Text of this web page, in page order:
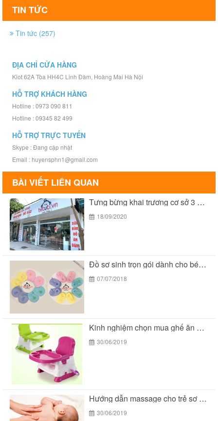
TIN TỨC
Tin tức (257)
ĐỊA CHỈ CỬA HÀNG
Kiot 62A Tòa HH4C Linh Đàm, Hoàng Mai Hà Nội
HỖ TRỢ KHÁCH HÀNG
Hotline : 0973 090 811
Hotline : 09345 82 499
HỖ TRỢ TRỰC TUYẾN
Skype : Đang cập nhật
Email : huyensphn1@gmail.com
BÀI VIẾT LIÊN QUAN
Tưng bừng khai trương cơ sở 3 của Bé...
18/09/2020
Đồ sơ sinh trọn gói dành cho bé yêu...
07/07/2018
Kinh nghiệm chọn mua ghế ăn dặm cho bé
30/06/2019
Hướng dẫn massage cho trẻ sơ sinh
30/06/2019